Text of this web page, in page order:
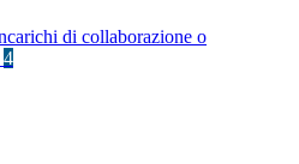
di collaborazione o
4